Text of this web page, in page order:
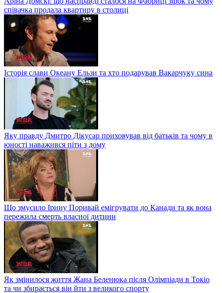
співачка продала квартиру в столиці
Історія слави Океану Ельзи та хто подарував Вакарчуку сина
Яку правду Дмитро Дікусар приховував від батьків та чому в
юності наважився піти з дому
Що змусило Ірину Поривай емігрувати до Канади та як вона
пережила смерть власної дитини
Як змінилося життя Жана Беленюка після Олімпіади в Токіо
та чи збирається він йти з великого спорту